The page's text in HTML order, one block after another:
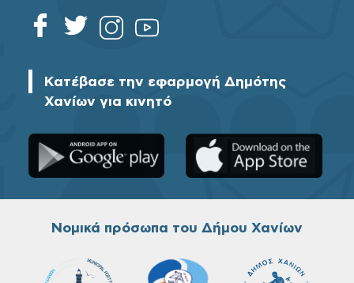
Κατέβασε την εφαρμογή Δημότης
Χανίων για κινητό
Νομικά πρόσωπα του Δήμου Χανίων